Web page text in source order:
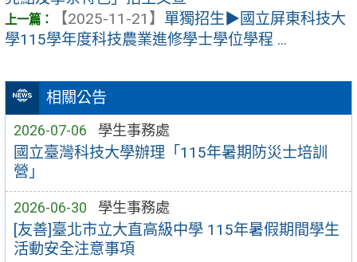
相關公告
2026-07-06 學生事務處
國立臺灣科技大學辦理「115年暑期防災士培訓
營」
2026-06-30 學生事務處
[友善]臺北市立大直高級中學 115年暑假期間學生
活動安全注意事項
【2025-11-21】 單獨招生▶︎國立屏東科技大
學115學年度科技農業進修學士學位學程 ...